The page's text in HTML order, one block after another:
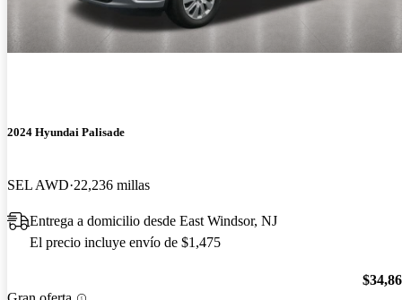
2024 Hyundai Palisade
SEL AWD 22,236 millas
Entrega a domicilio desde East Windsor, NJ
El precio incluye envío de $1,475